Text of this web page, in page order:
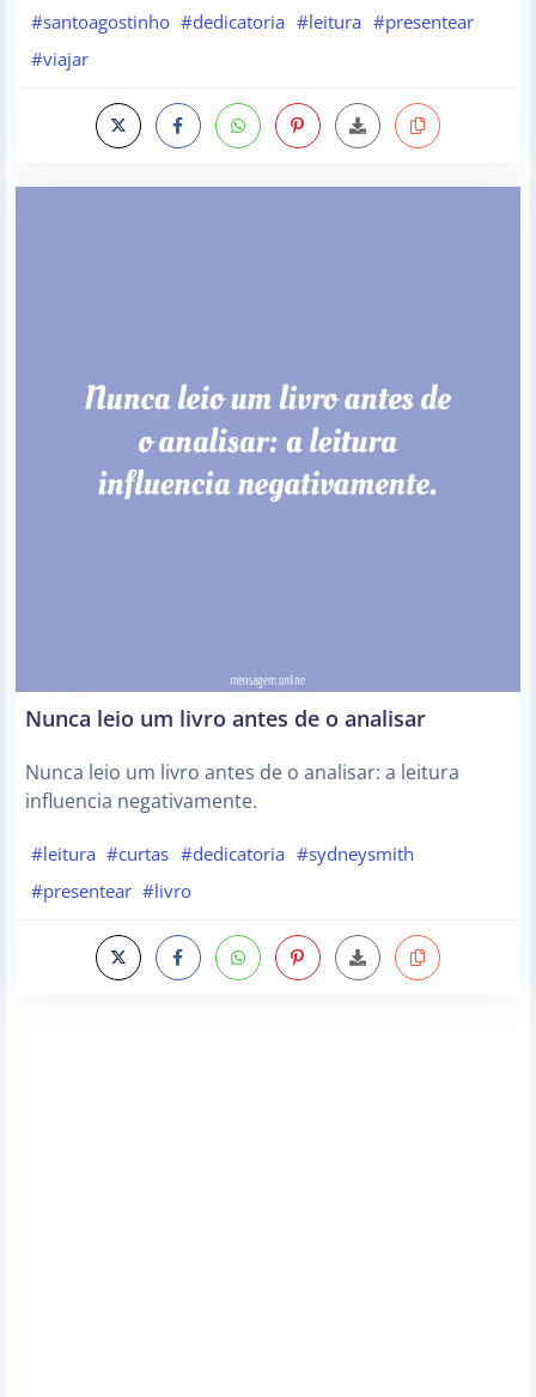
#santoagostinho #dedicatoria #leitura #presentear
#viajar
Nunca leio um livro antes de o analisar
Nunca leio um livro antes de o analisar: a leitura
influencia negativamente.
#leitura #curtas #dedicatoria #sydneysmith
#presentear #livro